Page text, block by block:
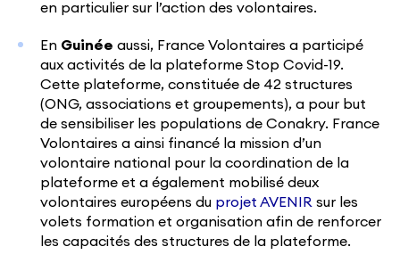
en particulier sur l’action des volontaires.
En Guinée aussi, France Volontaires a participé
aux activités de la plateforme Stop Covid-19.
Cette plateforme, constituée de 42 structures
(ONG, associations et groupements), a pour but
de sensibiliser les populations de Conakry. France
Volontaires a ainsi financé la mission d’un
volontaire national pour la coordination de la
plateforme et a également mobilisé deux
volontaires européens du projet AVENIR sur les
volets formation et organisation afin de renforcer
les capacités des structures de la plateforme.